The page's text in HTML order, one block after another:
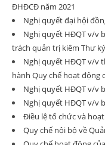
ĐHĐCĐ năm 2021
Nghị quyết đại hội
Nghị quyết HĐQT v/v
trách quản trị kiêm Thư
Nghị quyết HĐQT v/v
hành Quy chế hoạt động
Nghị quyết HĐQT v/v
Nghị quyết HĐQT v/v
Điều lệ tổ chức và
Quy chế nội bộ về